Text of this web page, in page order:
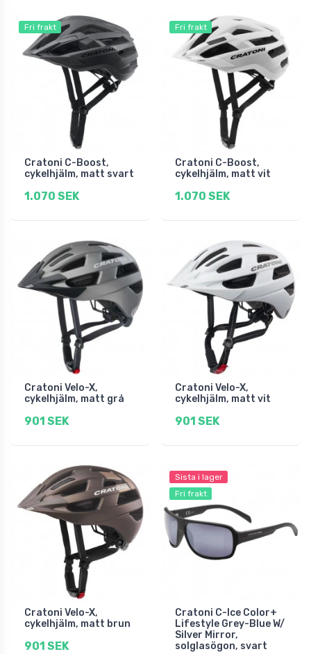
Fri frakt
Cratoni C-Boost,
cykelhjälm, matt svart
1.070 SEK
Fri frakt
Cratoni C-Boost,
cykelhjälm, matt vit
1.070 SEK
Cratoni Velo-X,
cykelhjälm, matt grå
901 SEK
Cratoni Velo-X,
cykelhjälm, matt vit
901 SEK
Cratoni Velo-X,
cykelhjälm, matt brun
901 SEK
Sista i lager
Fri frakt
Cratoni C-Ice Color+
Lifestyle Grey-Blue W/
Silver Mirror,
solglasögon, svart